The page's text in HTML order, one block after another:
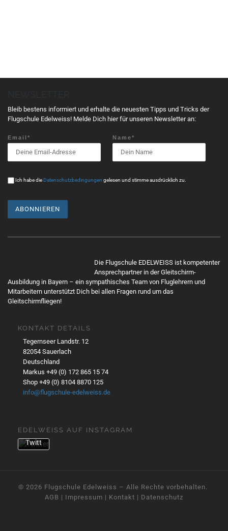
n
g
a
i
a
o
Bleib bestens informiert und erhalte die neuesten Tipps und Tricks der
Flugschule Edelweiss! Melde Dich hier für unseren Newsletter an:
Email* Name*
Ich habe dieDatenschutzbedingungen gelesen und stimme ausdrücklich zu.
Die Flugschule EDELWEISS ist kompetenter
Ansprechpartner in der Gleitschirm-
Ausbildung in Bayern – ein sympathisches Team von Fluglehrern und
Mitarbeitern unterstützt Dich bei allen Fragen rund um das
Gleitschirmfliegen!
KONTAKT DETAILS
Tegernseer Landstr. 12
82054 Sauerlach
Deutschland
Markus +49 (0) 172 865 15 74
Shop +49 (0) 8104 8870 125
info@flugschule-edelweiss.de
EDELWEISS AUF INSTAGRAM
n
des
Twe
akze
en
die
Date
nsch
von
Twitt
hren
© 2026 Flugschule Edelweiss – Alle Rechte vorbehalten. ­
AGB | Impressum | Kontakt | Datenschutz